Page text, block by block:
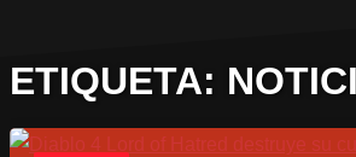
ETIQUETA: